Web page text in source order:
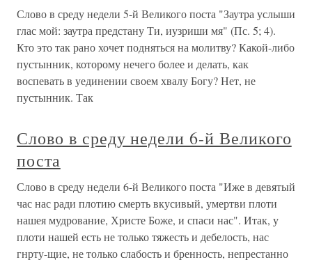
Слово в среду недели 5-й Великого поста "Заутра услыши
глас мой: заутра предстану Ти, иузриши мя" (Пс. 5; 4).
Кто это так рано хочет подняться на молитву? Какой-либо
пустынник, которому нечего более и делать, как
воспевать в уединении своем хвалу Богу? Нет, не
пустынник. Так
Слово в среду недели 6-й Великого
поста
Слово в среду недели 6-й Великого поста "Иже в девятый
час нас ради плотию смерть вкусивый, умертви плоти
нашея мудрование, Христе Боже, и спаси нас". Итак, у
плоти нашей есть не только тяжесть и дебелость, нас
гнрту-щие, не только слабость и бренность, непрестанно